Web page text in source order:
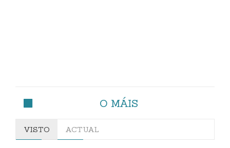
O MÁIS
VISTO ACTUAL